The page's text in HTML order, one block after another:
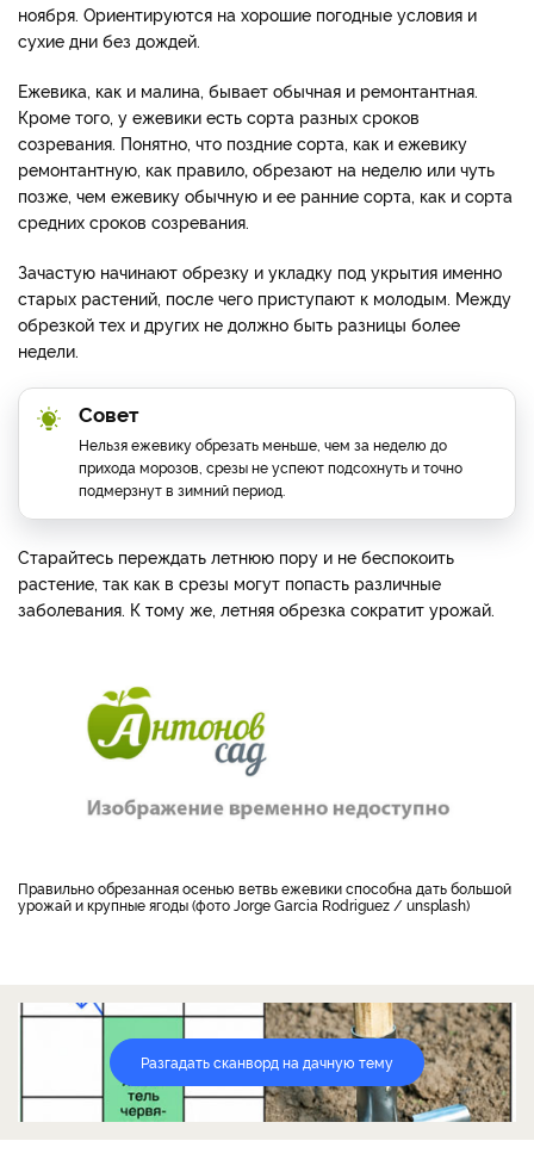
ноября. Ориентируются на хорошие погодные условия и
сухие дни без дождей.
Ежевика, как и малина, бывает обычная и ремонтантная.
Кроме того, у ежевики есть сорта разных сроков
созревания. Понятно, что поздние сорта, как и ежевику
ремонтантную, как правило, обрезают на неделю или чуть
позже, чем ежевику обычную и ее ранние сорта, как и сорта
средних сроков созревания.
Зачастую начинают обрезку и укладку под укрытия именно
старых растений, после чего приступают к молодым. Между
обрезкой тех и других не должно быть разницы более
недели.
Совет
Нельзя ежевику обрезать меньше, чем за неделю до
прихода морозов, срезы не успеют подсохнуть и точно
подмерзнут в зимний период.
Старайтесь переждать летнюю пору и не беспокоить
растение, так как в срезы могут попасть различные
заболевания. К тому же, летняя обрезка сократит урожай.
Правильно обрезанная осенью ветвь ежевики способна дать большой
урожай и крупные ягоды (фото Jorge Garcia Rodriguez / unsplash)
Разгадать сканворд на дачную тему